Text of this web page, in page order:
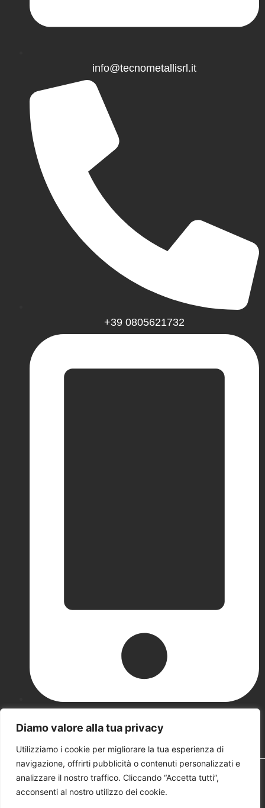
Diamo valore alla tua privacy
Utilizziamo i cookie per migliorare la tua esperienza di
navigazione, offrirti pubblicità o contenuti personalizzati e
analizzare il nostro traffico. Cliccando “Accetta tutti”,
acconsenti al nostro utilizzo dei cookie.
info@tecnometallisrl.it
+39 0805621732
Copyright © 2024 TECNOMETALLI. Sviluppato da
SU GOOGLE